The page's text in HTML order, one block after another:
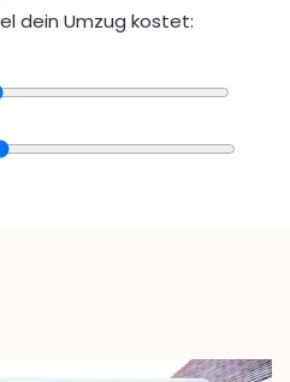
dein Umzug kostet: